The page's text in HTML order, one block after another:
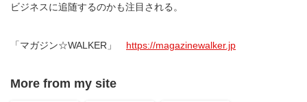
ビジネスに追随するのかも注目される。
「マガジン☆WALKER」 https://magazinewalker.jp
More from my site